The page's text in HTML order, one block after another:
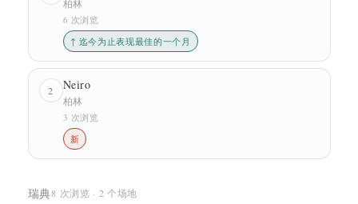
柏林
6 次浏览
↑ 迄今为止表现最佳的一个月
2 Neiro
柏林
3 次浏览
新
瑞典8 次浏览 · 2 个场地